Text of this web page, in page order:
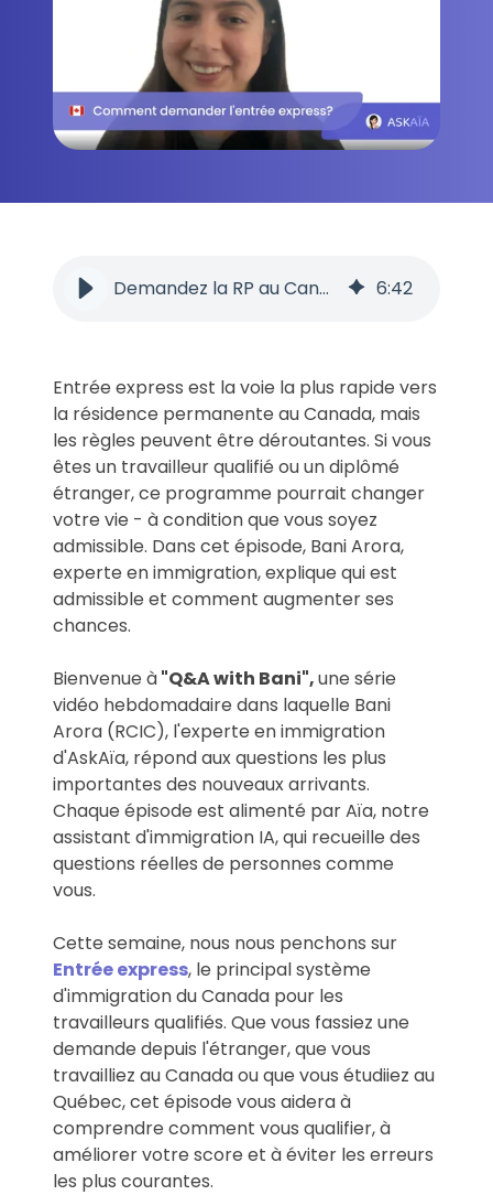
Demandez la RP au Canada: règles clés de l'Entrée express 2025 6:42
Entrée express est la voie la plus rapide vers
la résidence permanente au Canada, mais
les règles peuvent être déroutantes. Si vous
êtes un travailleur qualifié ou un diplômé
étranger, ce programme pourrait changer
votre vie - à condition que vous soyez
admissible. Dans cet épisode, Bani Arora,
experte en immigration, explique qui est
admissible et comment augmenter ses
chances.
Bienvenue à"Q&A with Bani",une série
vidéo hebdomadaire dans laquelle Bani
Arora (RCIC), l'experte en immigration
d'AskAïa, répond aux questions les plus
importantes des nouveaux arrivants.
Chaque épisode est alimenté par Aïa, notre
assistant d'immigration IA, qui recueille des
questions réelles de personnes comme
vous.
Cette semaine, nous nous penchons sur
Entrée express, le principal système
d'immigration du Canada pour les
travailleurs qualifiés. Que vous fassiez une
demande depuis l'étranger, que vous
travailliez au Canada ou que vous étudiiez au
Québec, cet épisode vous aidera à
comprendre comment vous qualifier, à
améliorer votre score et à éviter les erreurs
les plus courantes.